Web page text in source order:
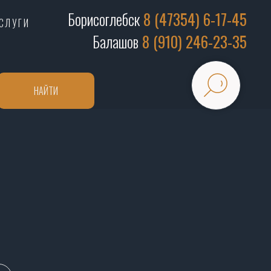
Борисоглебск8 (47354) 6-17-45
Балашов 8 (910) 246-23-35
НАЙТИ